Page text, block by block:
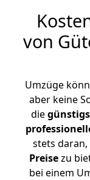
von
Umzüge
aber keine
die
stets
Preisezu
bei einem